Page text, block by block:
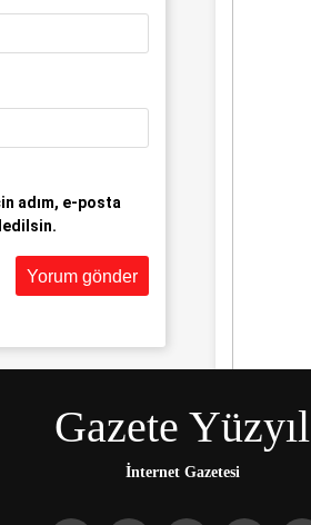
adım, e-posta
Gazete Yüzyıl
İnternet Gazetesi